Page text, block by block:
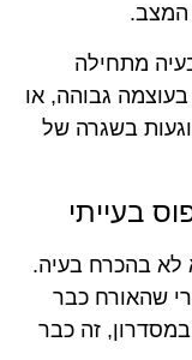
המצב.
מתחילה
גבוהה, או
בשגרה של
בעייתי
לא בהכרח בעיה.
שהאורח כבר
זה כבר